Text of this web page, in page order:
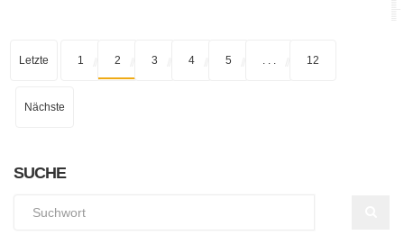
Letzte 1 2 3 4 5 12
Nächste
SUCHE